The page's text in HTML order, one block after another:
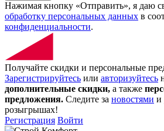
Нажимая кнопку «Отправить», я даю
обработку персональных данных в
конфиденциальности.
Получайте скидки и персональные
Зарегистрируйтесь или авторизуйтесь
дополнительные скидки, а также
предложения. Следите за новостями и
розыгрышах!
Регистрация Войти